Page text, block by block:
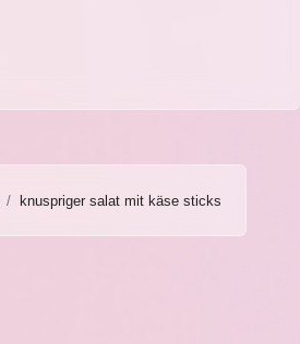
knuspriger salat mit käse sticks